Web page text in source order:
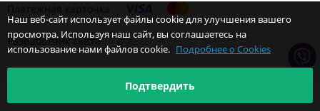
Разработчик сайта
Наш веб-сайт использует файлы cookie для улучшения вашего
просмотра. Используя наш сайт, вы соглашаетесь на
использование нами файлов cookie. Подробнее о Cookies
Подтвердить